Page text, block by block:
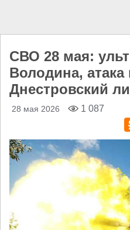
СВО 28 мая:
Володина, атака
Днестровский
28 мая 2026 1 087